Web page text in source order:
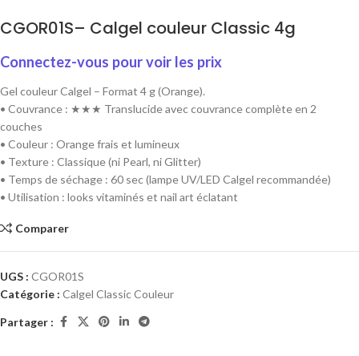
CGOR01S– Calgel couleur Classic 4g
Connectez-vous pour voir les prix
Gel couleur Calgel – Format 4 g (Orange).
• Couvrance : ★★★ Translucide avec couvrance complète en 2
couches
• Couleur : Orange frais et lumineux
• Texture : Classique (ni Pearl, ni Glitter)
• Temps de séchage : 60 sec (lampe UV/LED Calgel recommandée)
• Utilisation : looks vitaminés et nail art éclatant
Comparer
UGS : CGOR01S
Catégorie : Calgel Classic Couleur
Partager :